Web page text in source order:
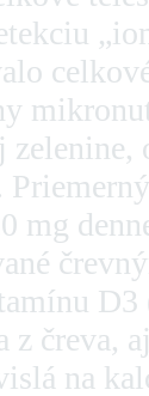
mg
z čreva,
na